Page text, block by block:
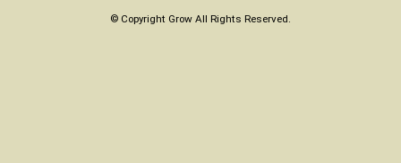
© Copyright Grow All Rights Reserved.